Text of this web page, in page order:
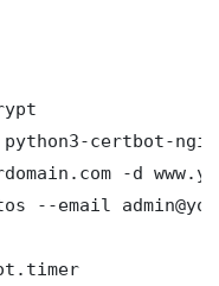
certbot-
-d
email